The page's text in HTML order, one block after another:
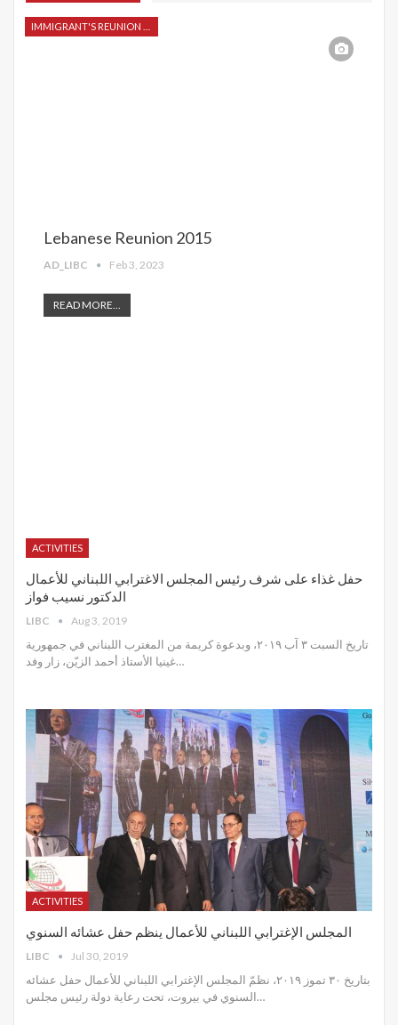
Lebanese Reunion 2015
AD_LIBC Feb 3, 2023
READ MORE...
ACTIVITIES
حفل غذاء على شرف رئيس المجلس الاغترابي اللبناني للأعمال
الدكتور نسيب فواز
LIBC Aug 3, 2019
تاريخ السبت ٣ آب ٢٠١٩، وبدعوة كريمة من المغترب اللبناني في جمهورية
غينيا الأستاذ أحمد الزيّن، زار وفد…
ACTIVITIES
المجلس الإغترابي اللبناني للأعمال ينظم حفل عشائه السنوي
LIBC Jul 30, 2019
بتاريخ ٣٠ تموز ٢٠١٩، نظمّ المجلس الإغترابي اللبناني للأعمال حفل عشائه
السنوي في بيروت، تحت رعاية دولة رئيس مجلس…